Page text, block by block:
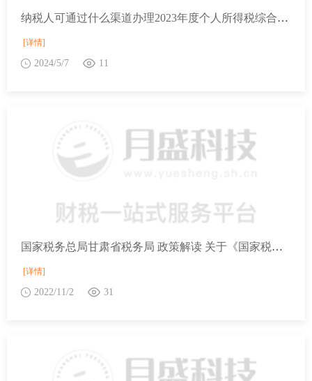
纳税人可通过什么渠道办理2023年度个人所得税综合所得年度汇算？
[详情]
2024/5/7 11
国家税务总局甘肃省税务局 政策解读 关于《国家税务总局关于优化整合出口退税信息系统 更好服务纳税人有关事项的公告》的解读
[详情]
2022/11/2 31